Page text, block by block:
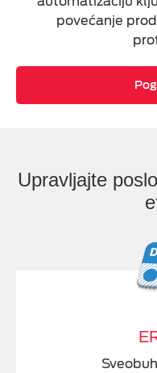
Time Tracking
CLOUD
povećanje
Upravljajte